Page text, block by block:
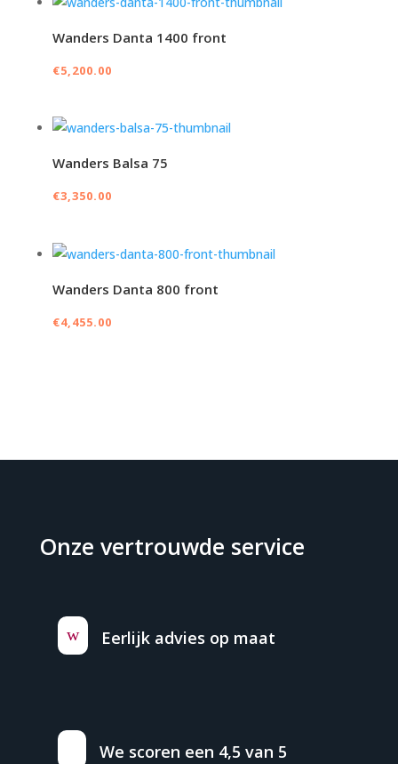
Wanders Danta 1400 front
€5,200.00
Wanders Balsa 75
€3,350.00
Wanders Danta 800 front
€4,455.00
Onze vertrouwde service
w Eerlijk advies op maat
We scoren een 4,5 van 5